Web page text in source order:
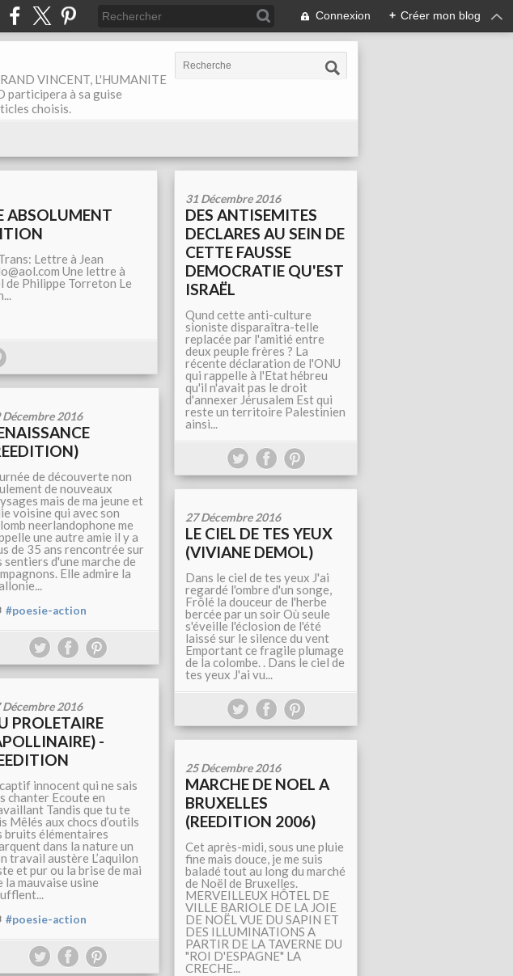
Connexion + Créer mon blog
VINCENT, L'HUMANITE
participera à sa guise
choisis.
ABSOLUMENT
Lettre à Jean
Une lettre à
de Philippe Torreton Le
31 Décembre 2016
DES ANTISEMITES
DECLARES AU SEIN DE
CETTE FAUSSE
DEMOCRATIE QU'EST
ISRAËL
Qund cette anti-culture
sioniste disparaîtra-telle
replacée par l'amitié entre
deux peuple frères ? La
récente déclaration de l'ONU
qui rappelle à l'Etat hébreu
qu'il n'avait pas le droit
d'annexer Jérusalem Est qui
reste un territoire Palestinien
ainsi...
Décembre 2016
de découverte non
de nouveaux
mais de ma jeune et
voisine qui avec son
neerlandophone me
une autre amie il y a
de 35 ans rencontrée sur
sentiers d'une marche de
Elle admire la
#poesie-action
27 Décembre 2016
LE CIEL DE TES YEUX
(VIVIANE DEMOL)
Dans le ciel de tes yeux J'ai
regardé l'ombre d'un songe,
Frôlé la douceur de l'herbe
bercée par un soir Où seule
s'éveille l'éclosion de l'été
laissé sur le silence du vent
Emportant ce fragile plumage
de la colombe. . Dans le ciel de
tes yeux J'ai vu...
Décembre 2016
PROLETAIRE
-
innocent qui ne sais
chanter Ecoute en
Tandis que tu te
Mêlés aux chocs d’outils
bruits élémentaires
dans la nature un
travail austère L’aquilon
et pur ou la brise de mai
la mauvaise usine
#poesie-action
25 Décembre 2016
MARCHE DE NOEL A
BRUXELLES
(REEDITION 2006)
Cet après-midi, sous une pluie
fine mais douce, je me suis
baladé tout au long du marché
de Noël de Bruxelles.
MERVEILLEUX HÔTEL DE
VILLE BARIOLE DE LA JOIE
DE NOËL VUE DU SAPIN ET
DES ILLUMINATIONS A
PARTIR DE LA TAVERNE DU
"ROI D'ESPAGNE" LA
CRECHE...